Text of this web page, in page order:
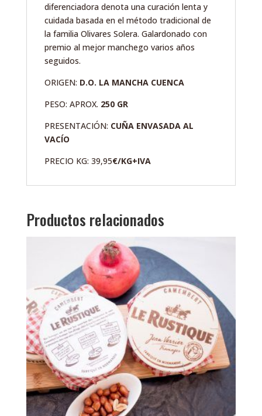
diferenciadora denota una curación lenta y
cuidada basada en el método tradicional de
la familia Olivares Solera. Galardonado con
premio al mejor manchego varios años
seguidos.
ORIGEN: D.O. LA MANCHA CUENCA
PESO: APROX. 250 GR
PRESENTACIÓN: CUÑA ENVASADA AL
VACÍO
PRECIO KG: 39,95€/KG+IVA
Productos relacionados